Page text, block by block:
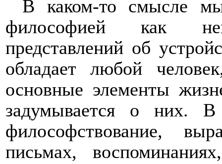
В каком-то смысле
философией как
представлений об
обладает любой
основные элементы
задумывается о них. В
философствование,
письмах,